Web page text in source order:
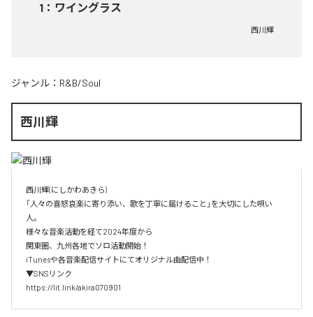
1 ： ワイングラス
西川輝
ジャンル： R&B/Soul
西川輝
西川輝(にしかわあきら)
「人々の喜怒哀楽に寄り添い、歌を丁寧に届けること」を大切にした唄い
人。
様々な音楽活動を経て2024年度から
関東圏、九州各地でソロ活動開始！
iTunesや各音楽配信サイトにてオリジナル曲配信中！
▼SNSリンク
https://lit.link/akira070901